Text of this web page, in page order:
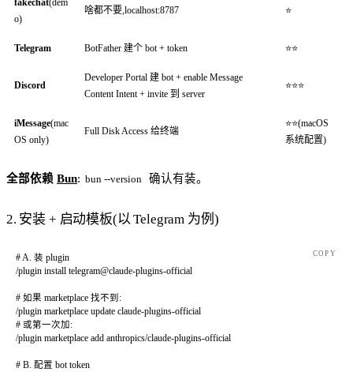
fakechat(dem
o)
啥都不要,localhost:8787 ⭐
Telegram BotFather 建个 bot + token ⭐⭐
Discord
Developer Portal 建 bot + enable Message
Content Intent + invite 到 server
⭐⭐⭐
iMessage(mac
OS only)
Full Disk Access 给终端
⭐⭐(macOS
系统配置)
全部依赖 Bun: bun --version 确认有装。
2. 安装 + 启动模板(以 Telegram 为例)
# A. 装 plugin
/plugin install telegram@claude-plugins-official
# 如果 marketplace 找不到:
/plugin marketplace update claude-plugins-official
# 或第一次加:
/plugin marketplace add anthropics/claude-plugins-official
# B. 配置 bot token
COPY